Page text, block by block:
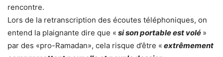
rencontre.
Lors de la retranscription des écoutes téléphoniques, on
entend la plaignante dire que « si son portable est volé »
par des «pro-Ramadan», cela risque d’être « extrêmement